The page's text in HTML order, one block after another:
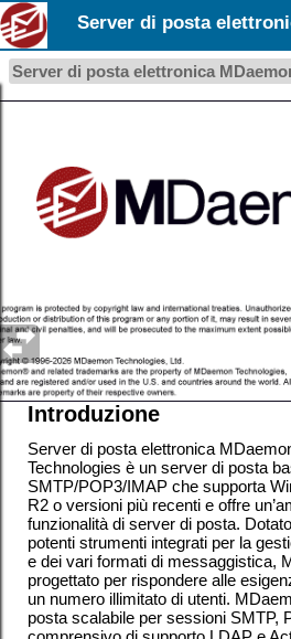
Server di posta elettronica
Introduzione
Server di posta elettronica
Technologies è un server di posta
SMTP/POP3/IMAP che supporta
R2 o versioni più recentie offre
funzionalità di server di posta.
potenti strumenti integrati per la
e dei vari formati di messaggistica,
progettato per rispondere alle
un numero illimitato di utenti.
posta scalabile per sessioni SMTP,